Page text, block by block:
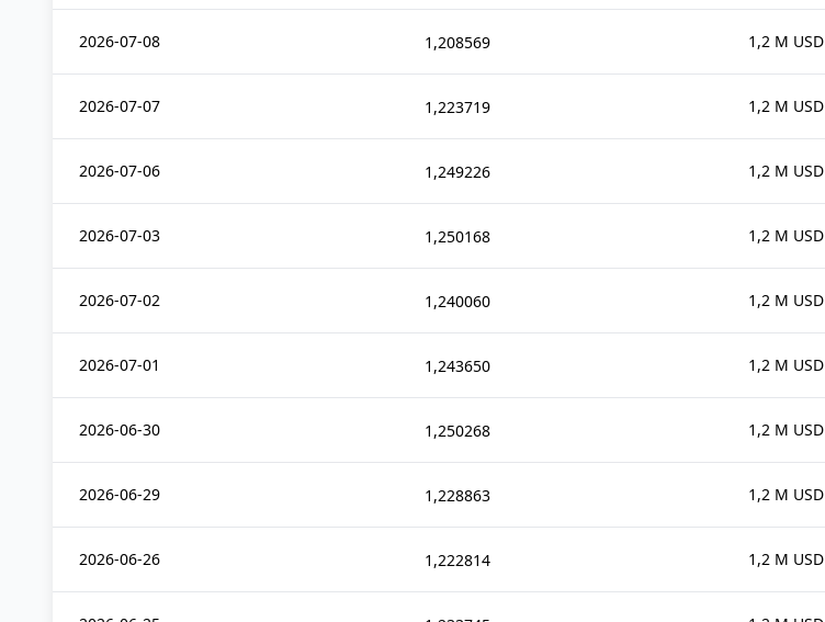
2026-07-08 1,208569 1,2 M USD
2026-07-07 1,223719 1,2 M USD
2026-07-06 1,249226 1,2 M USD
2026-07-03 1,250168 1,2 M USD
2026-07-02 1,240060 1,2 M USD
2026-07-01 1,243650 1,2 M USD
2026-06-30 1,250268 1,2 M USD
2026-06-29 1,228863 1,2 M USD
2026-06-26 1,222814 1,2 M USD